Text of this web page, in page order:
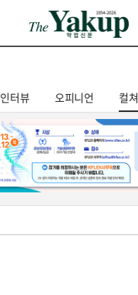
인터뷰 오피니언 컬쳐